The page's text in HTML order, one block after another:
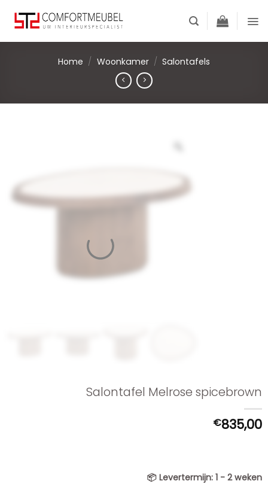
content
Home / Woonkamer / Salontafels
Salontafel Melrose spicebrown
€835,00
📦 Levertermijn: 1 - 2 weken